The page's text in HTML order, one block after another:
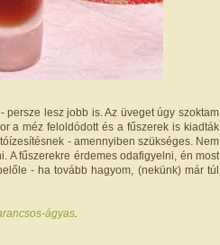
persze lesz jobb is. Az üveget úgy szoktam
a méz feloldódott és a fűszerek is kiadták
- amennyiben szükséges. Nem
A fűszerekre érdemes odafigyelni, én most
- ha tovább hagyom, (nekünk) már túl
ágyas